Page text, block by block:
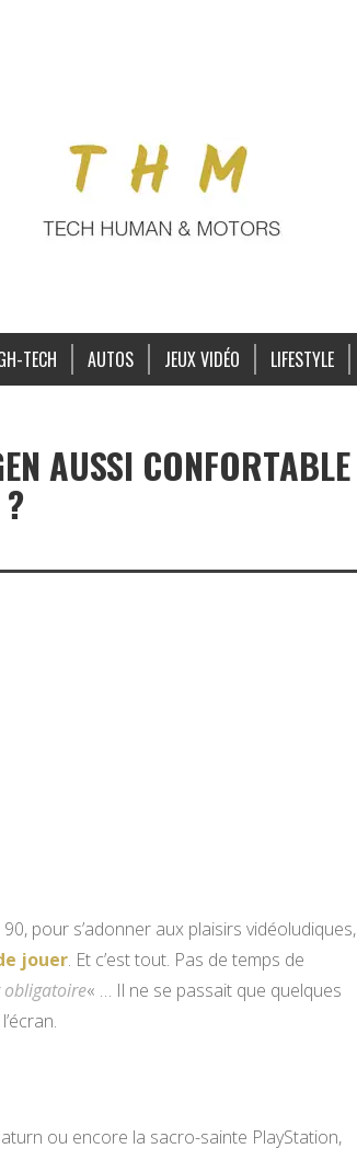
TECH AUTOS JEUX VIDÉO LIFESTYLE
AUSSI CONFORTABLE
pour s’adonner aux plaisirs vidéoludiques,
jouer. Et c’est tout. Pas de temps de
obligatoire« … Il ne se passait que quelques
ou encore la sacro-sainte PlayStation,